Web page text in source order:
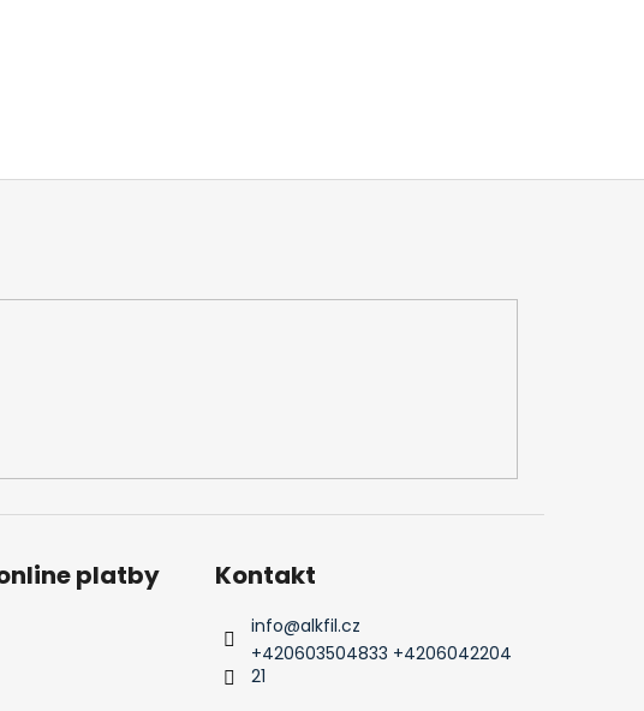
platby Kontakt
info@alkfil.cz
+420603504833 +4206042204
21